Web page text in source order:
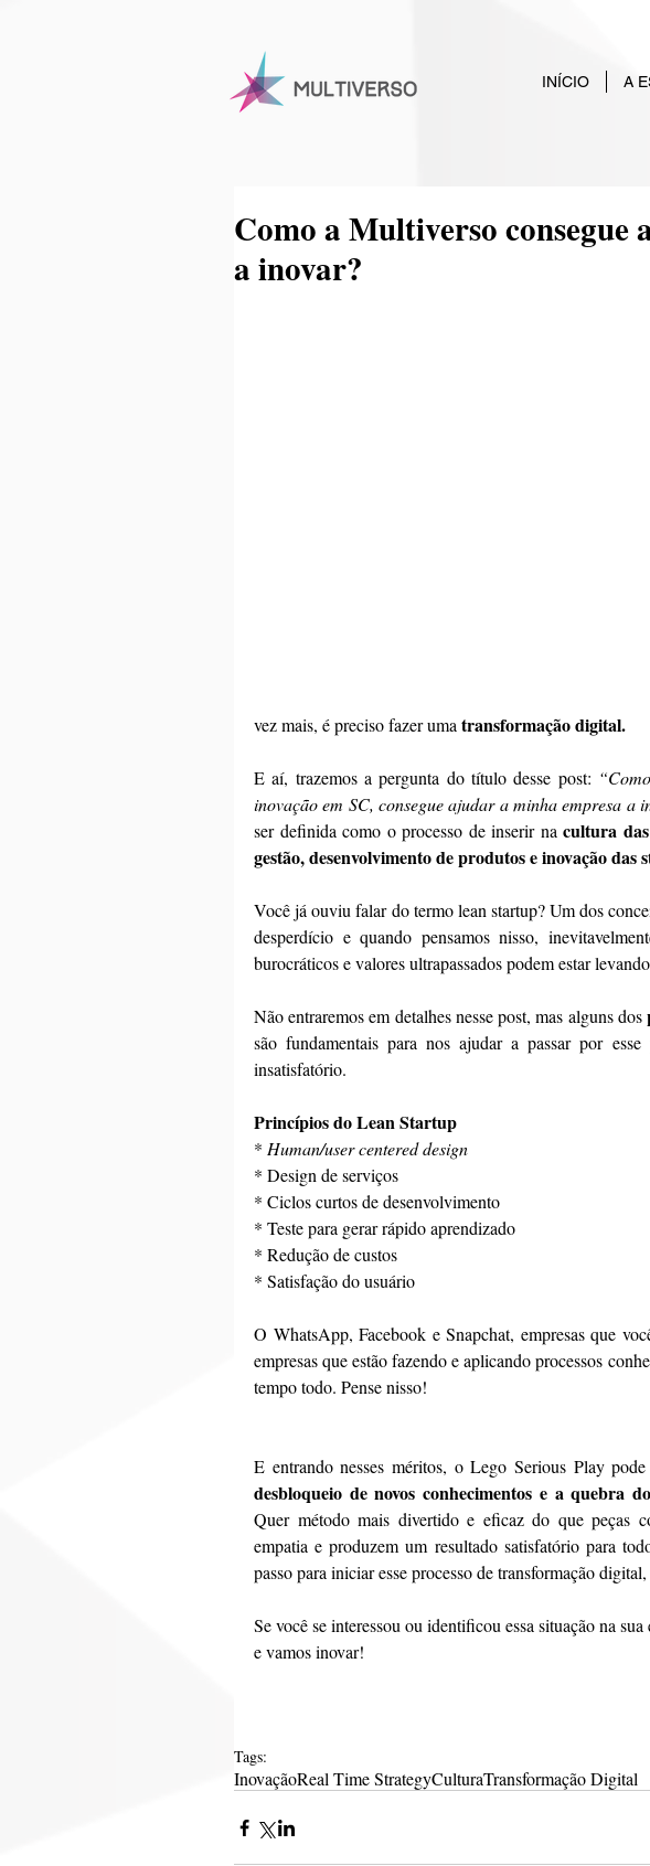
INÍCIO A
Como a Multiverso consegue
a inovar?
vez mais, é preciso fazer uma transformação digital.
E aí, trazemos a pergunta do título desse post:
inovação em SC, consegue ajudar a minha empresa a
ser definida como o processo de inserir na cultura das
gestão, desenvolvimento de produtos e inovação das
Você já ouviu falar do termo lean startup? Um dos
desperdício e quando pensamos nisso,
burocráticos e valores ultrapassados podem estar
Não entraremos em detalhes nesse post, mas alguns dos
são fundamentais para nos ajudar a passar por
insatisfatório.
Princípios do Lean Startup
* Human/user centered design
* Design de serviços
* Ciclos curtos de desenvolvimento
* Teste para gerar rápido aprendizado
* Redução de custos
* Satisfação do usuário
O WhatsApp, Facebook e Snapchat, empresas que
empresas que estão fazendo e aplicando processos
tempo todo. Pense nisso!
E entrando nesses méritos, o Lego Serious Play
desbloqueio de novos conhecimentos e a quebra
Quer método mais divertido e eficaz do que peças
empatia e produzem um resultado satisfatório para
passo para iniciar esse processo de transformação
Se você se interessou ou identificou essa situação na
e vamos inovar!
Tags:
InovaçãoReal Time StrategyCulturaTransformação Digital